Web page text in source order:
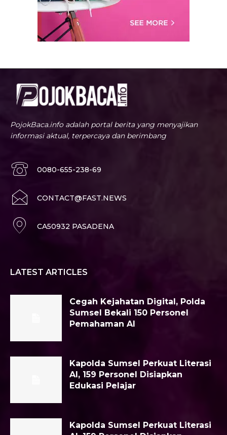
PojokBaca.info adalah portal berita yang menyajikan
informasi aktual, terpercaya dan berimbang
0080-655-238-69
CONTACT@FAST.NEWS
CA50932 PASADENA
LATEST ARTICLES
Cegah Kejahatan Digital, Polda
Sumsel Bekali 150 Personel
Pemahaman AI
Kapolda Sumsel Perkuat Literasi
AI, 159 Personel Disiapkan
Edukasi Pelajar
Kapolda Sumsel Perkuat Literasi